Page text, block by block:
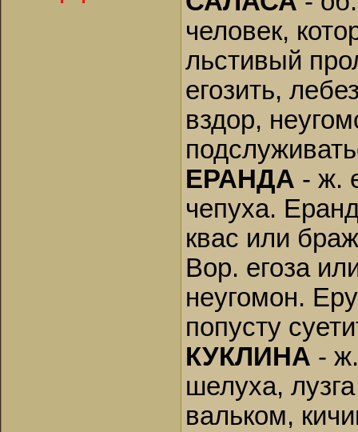
человек,
льстивый
егозить,
вздор,
ЕРАНДА - ж.
чепуха.
квас или
Вор. егоза
неугомон.
попусту
КУКЛИНА -
шелуха,
вальком,